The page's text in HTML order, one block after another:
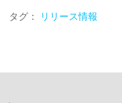
タグ： リリース情報